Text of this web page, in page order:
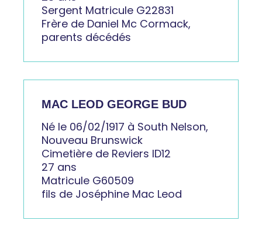
Sergent Matricule G22831
Frère de Daniel Mc Cormack,
parents décédés
MAC LEOD GEORGE BUD
Né le 06/02/1917 à South Nelson,
Nouveau Brunswick
Cimetière de Reviers ID12
27 ans
Matricule G60509
fils de Joséphine Mac Leod